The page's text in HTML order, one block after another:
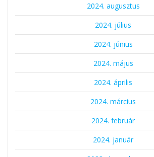
2024. augusztus
2024. július
2024. június
2024. május
2024. április
2024. március
2024. február
2024. január